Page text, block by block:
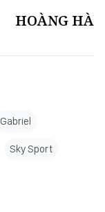
HOÀNG HÀ
Gabriel
Sky Sport